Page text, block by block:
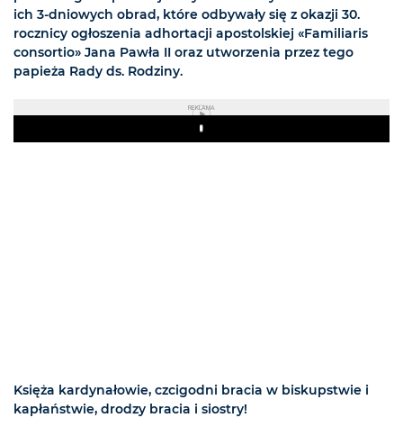
ich 3-dniowych obrad, które odbywały się z okazji 30.
rocznicy ogłoszenia adhortacji apostolskiej «Familiaris
consortio» Jana Pawła II oraz utworzenia przez tego
papieża Rady ds. Rodziny.
REKLAMA
Play
Księża kardynałowie, czcigodni bracia w biskupstwie i
kapłaństwie, drodzy bracia i siostry!